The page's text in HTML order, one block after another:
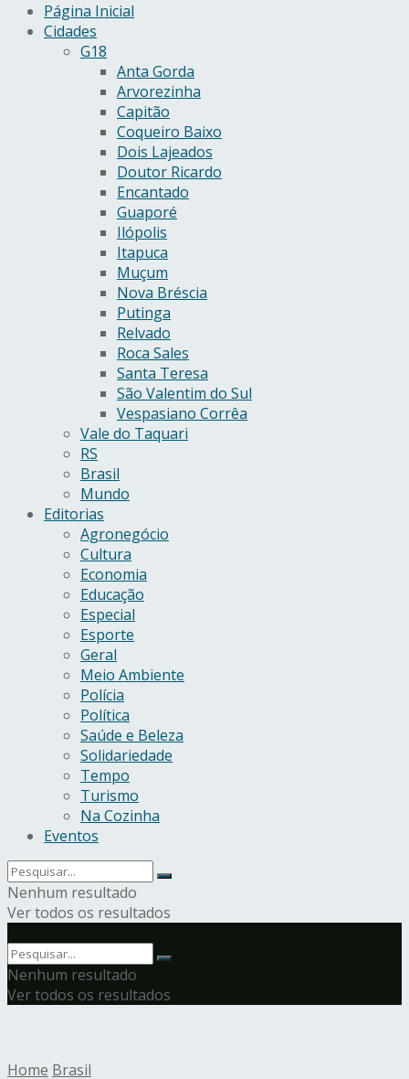
Página Inicial
Cidades
G18
Anta Gorda
Arvorezinha
Capitão
Coqueiro Baixo
Dois Lajeados
Doutor Ricardo
Encantado
Guaporé
Ilópolis
Itapuca
Muçum
Nova Bréscia
Putinga
Relvado
Roca Sales
Santa Teresa
São Valentim do Sul
Vespasiano Corrêa
Vale do Taquari
RS
Brasil
Mundo
Editorias
Agronegócio
Cultura
Economia
Educação
Especial
Esporte
Geral
Meio Ambiente
Polícia
Política
Saúde e Beleza
Solidariedade
Tempo
Turismo
Na Cozinha
Eventos
Nenhum resultado
Ver todos os resultados
Nenhum resultado
Ver todos os resultados
Home Brasil